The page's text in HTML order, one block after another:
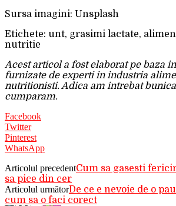
Sursa imagini: Unsplash
Etichete: unt, grasimi lactate,
nutritie
Acest articol a fost elaborat pe baza
furnizate de experti in industria
nutritionisti. Adica am intrebat
cumparam.
Facebook
Twitter
Pinterest
WhatsApp
Articolul precedentCum sa gasesti
sa pice din cer
Articolul următorDe ce e nevoie de o
cum sa o faci corect